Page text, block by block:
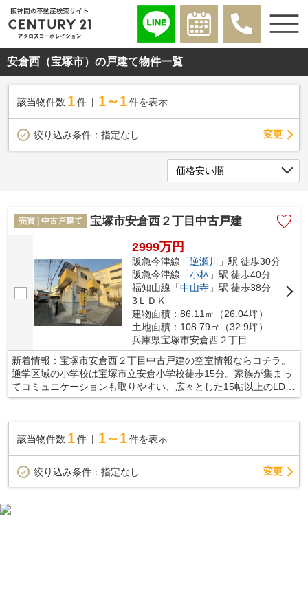
安倉西（宝塚市）の戸建て物件一覧
該当物件数 1件 1～1 件を表示
絞り込み条件： 指定なし 変更
売買 | 中古戸建て 宝塚市安倉西２丁目中古戸建
2999万円
阪急今津線「逆瀬川
」駅 徒歩30分
阪急今津線「小林 」駅 徒歩40分
福知山線「中山寺 」駅 徒歩38分
3ＬＤＫ
建物面積：86.11㎡（26.04坪）
土地面積：108.79㎡（32.9坪）
兵庫県宝塚市安倉西２丁目
新着情報：宝塚市安倉西２丁目中古戸建の空室情報ならコチラ。
通学区域の小学校は宝塚市立安倉小学校徒歩15分。家族が集まっ
てコミュニケーションも取りやすい、広々とした15帖以上のLDK
となっております。すぐに入居できるので、お待ちいただくこと
に相応しい一戸建て情報が豊富です。引っ越しをお考えの方は、
お気軽にご連絡ください。
該当物件数 1件 1～1 件を表示
絞り込み条件： 指定なし 変更